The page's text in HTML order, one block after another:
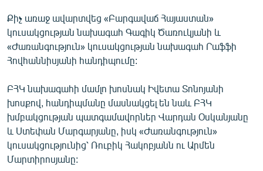
ԿՈՐՈՆԱՎԻՐՈՒՍ
ԱՐԽԻՎ
ՏԵՍԱՆՅՈՒԹԵՐ
ԲԱՆԱՎԵՃ
ՁԳՏԵԼՈՎ ԼԱՎԱԳՈՒՅՆԻՆ
ՓՈԴՔԱՍԹ
Հայերեն
Քիչ առաջ ավարտվեց «Բարգավաճ Հայաստան»
կուսակցության նախագահ Գագիկ Ծառուկյանի և
«Ժառանգություն» կուսակցության նախագահ Րաֆֆի
Հովհաննիսյանի հանդիպումը:
ԲՀԿ նախագահի մամլո խոսնակ Իվետա Տոնոյանի
խոսքով, հանդիպմանը մասնակցել են նաև ԲՀԿ
խմբակցության պատգամավորներ Վարդան Օսկանյանը
և Ստեփան Մարգարյանը, իսկ «Ժառանգություն»
կուսակցությունից՝ Ռուբիկ Հակոբյանն ու Արմեն
Մարտիրոսյանը: